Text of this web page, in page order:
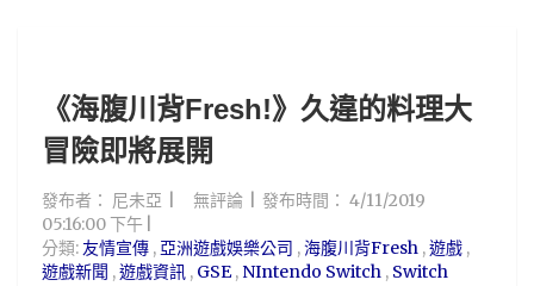
《海腹川背Fresh!》久違的料理大
冒險即將展開
發布者： 尼未亞 無評論 發布時間： 4/11/2019
05:16:00 下午
分類: 友情宣傳 , 亞洲遊戲娛樂公司 ,海腹川背Fresh ,遊戲 ,
遊戲新聞 ,遊戲資訊 , GSE, NIntendo Switch , Switch